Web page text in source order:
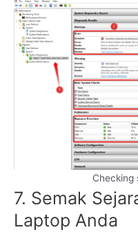
Checking
7. Semak
Laptop Anda